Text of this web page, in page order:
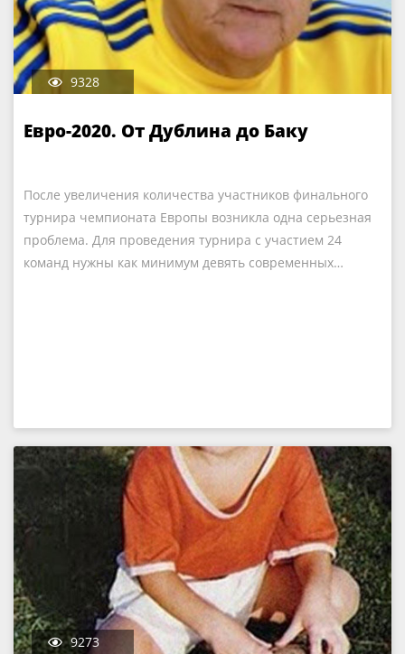
9328
Евро-2020. От Дублина до Баку
После увеличения количества участников финального
турнира чемпионата Европы возникла одна серьезная
проблема. Для проведения турнира с участием 24
команд нужны как минимум девять современных…
9273